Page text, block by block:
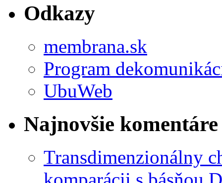
Odkazy
membrana.sk
Program
UbuWeb
Najnovšie komentáre
Transdimenzionálny